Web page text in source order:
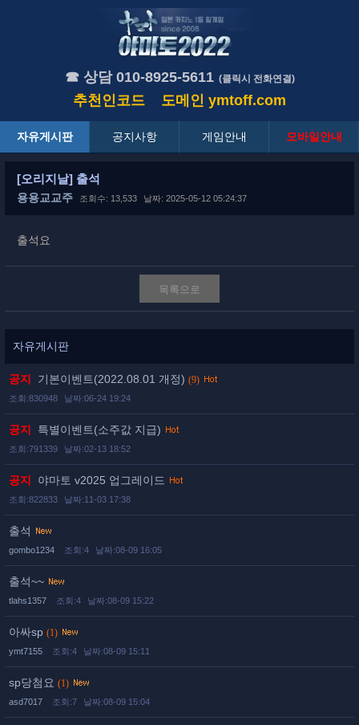
☎ 상담 010-8925-5611 (클릭시 전화연결)
추천인코드 도메인 ymtoff.com
자유게시판 공지사항 게임안내 모바일안내
[오리지날] 출석
용용교교주 조회수: 13,533 날짜: 2025-05-12 05:24:37
출석요
목록으로
자유게시판
공지 기본이벤트(2022.08.01 개정) (9)
조회:830948 날짜:06-24 19:24
공지 특별이벤트(소주값 지급)
조회:791339 날짜:02-13 18:52
공지 야마토 v2025 업그레이드
조회:822833 날짜:11-03 17:38
출석
gombo1234 조회:4 날짜:08-09 16:05
출석~~
tlahs1357 조회:4 날짜:08-09 15:22
아싸sp (1)
ymt7155 조회:4 날짜:08-09 15:11
sp당첨요 (1)
asd7017 조회:7 날짜:08-09 15:04